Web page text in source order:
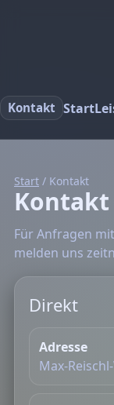
Kontakt Start
Start / Kontakt
Kontakt
Für Anfragen
melden uns
Direkt
Adresse
Max-